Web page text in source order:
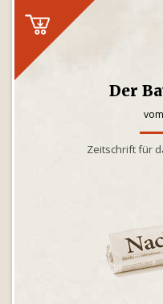
Der
vom
Zeitschrift für